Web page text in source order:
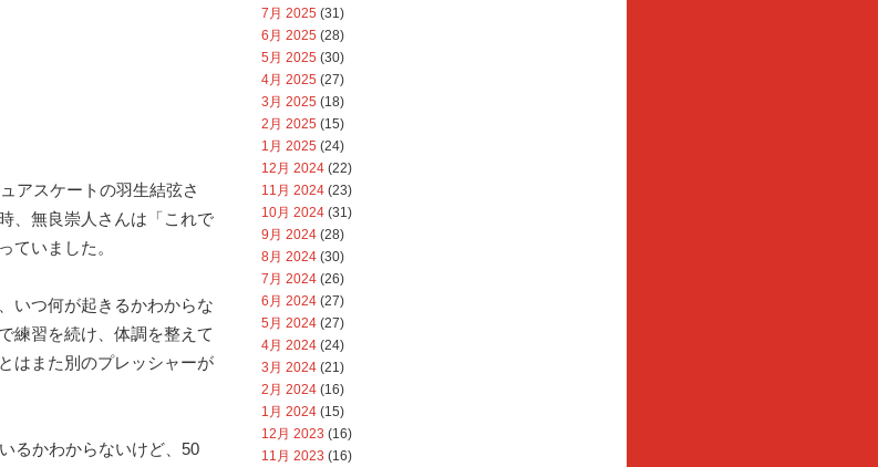
アスケートの羽生結弦さ
、無良崇人さんは「これで
ていました。
いつ何が起きるかわからな
練習を続け、体調を整えて
はまた別のプレッシャーが
るかわからないけど、50
7月 2025 (31)
6月 2025 (28)
5月 2025 (30)
4月 2025 (27)
3月 2025 (18)
2月 2025 (15)
1月 2025 (24)
12月 2024 (22)
11月 2024 (23)
10月 2024 (31)
9月 2024 (28)
8月 2024 (30)
7月 2024 (26)
6月 2024 (27)
5月 2024 (27)
4月 2024 (24)
3月 2024 (21)
2月 2024 (16)
1月 2024 (15)
12月 2023 (16)
11月 2023 (16)